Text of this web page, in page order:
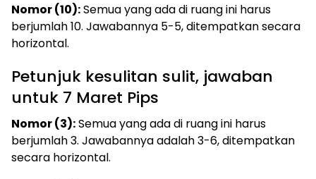
Nomor (10):Semua yang ada di ruang ini harus
berjumlah 10. Jawabannya 5-5, ditempatkan secara
horizontal.
Petunjuk kesulitan sulit, jawaban
untuk 7 Maret Pips
Nomor (3):Semua yang ada di ruang ini harus
berjumlah 3. Jawabannya adalah 3-6, ditempatkan
secara horizontal.